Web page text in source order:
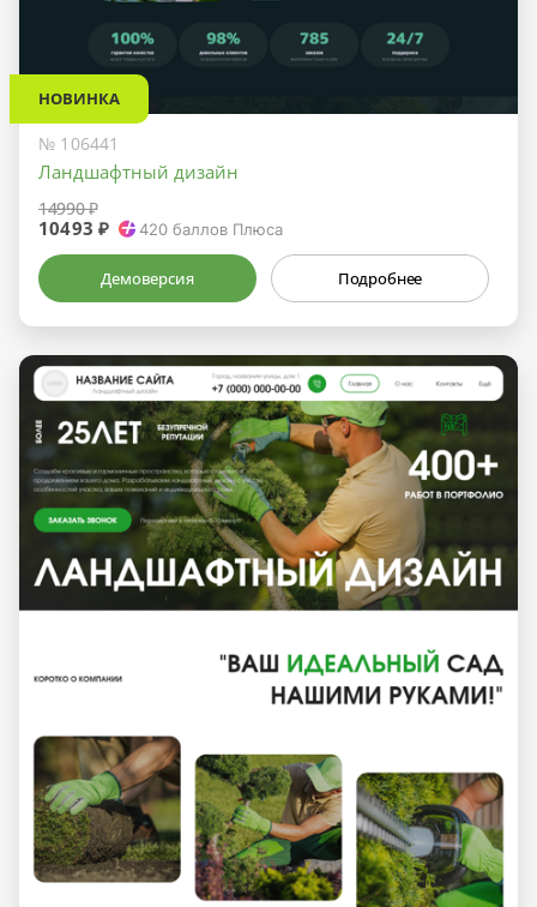
НОВИНКА
№ 106441
Ландшафтный дизайн
14990 ₽
10493 ₽ 420 баллов Плюса
Демоверсия Подробнее